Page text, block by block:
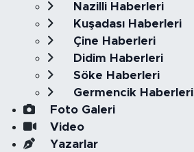
Nazilli Haberleri
Kuşadası Haberleri
Çine Haberleri
Didim Haberleri
Söke Haberleri
Germencik Haberleri
Foto Galeri
Video
Yazarlar